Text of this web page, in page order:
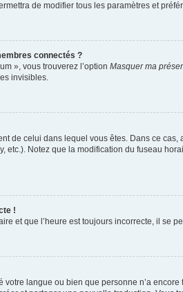
de modifier tous les paramètres et
connectés ?
», vous trouverez l’option Masquer ma
invisibles.
de celui dans lequel vous êtes. Dans ce cas,
etc.). Notez que la modification du fuseau
!
et que l’heure est toujours incorrecte, il se
votre langue ou bien que personne n’a